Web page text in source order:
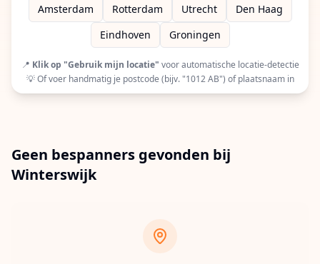
Amsterdam
Rotterdam Utrecht
Den Haag
Eindhoven
Groningen
📍 Klik op "Gebruik mijn locatie" voor automatische locatie-detectie
💡 Of voer handmatig je postcode (bijv. "1012 AB") of plaatsnaam in
Geen bespanners gevonden bij
Winterswijk